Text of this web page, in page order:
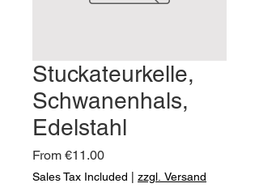
Stuckateurkelle,
Schwanenhals,
Edelstahl
From €11.00Sale
Price
Sales Tax Included zzgl. Versand